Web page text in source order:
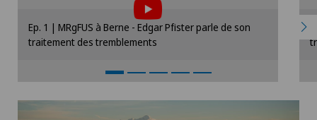
Veuillez activer l’option correspondante dans
les paramètres des cookies.
Ep. 1 | MRgFUS à Berne - Edgar Pfister parle de son
traitement des tremblements